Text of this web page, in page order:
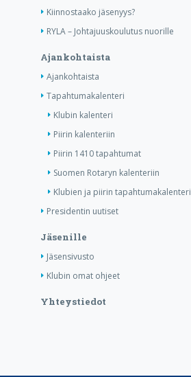
Kiinnostaako jäsenyys?
RYLA – Johtajuuskoulutus nuorille
Ajankohtaista
Ajankohtaista
Tapahtumakalenteri
Klubin kalenteri
Piirin kalenteriin
Piirin 1410 tapahtumat
Suomen Rotaryn kalenteriin
Klubien ja piirin tapahtumakalenteri
Presidentin uutiset
Jäsenille
Jäsensivusto
Klubin omat ohjeet
Yhteystiedot